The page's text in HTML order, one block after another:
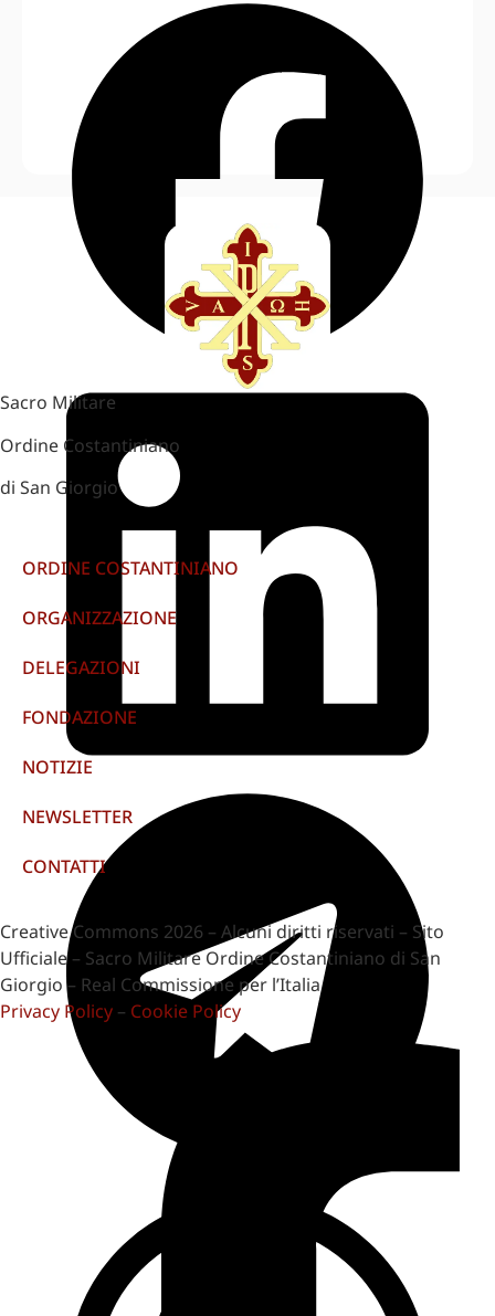
Sacro Militare
Ordine Costantiniano
di San Giorgio
ORDINE COSTANTINIANO
ORGANIZZAZIONE
DELEGAZIONI
FONDAZIONE
NOTIZIE
NEWSLETTER
CONTATTI
Creative Commons 2026 – Alcuni diritti riservati – Sito
Ufficiale – Sacro Militare Ordine Costantiniano di San
Giorgio – Real Commissione per l’Italia
Privacy Policy – Cookie Policy